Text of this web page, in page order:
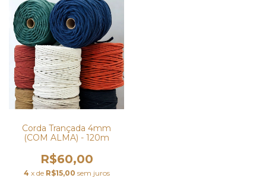
Corda Trançada 4mm
(COM ALMA) - 120m
R$60,00
4 x de R$15,00 sem juros